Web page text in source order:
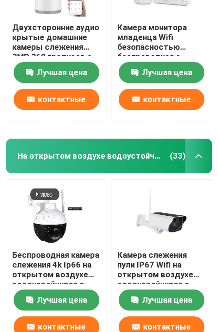
Двухсторонние аудио
крытые домашние
камеры слежения
3MP 360 градусов с
ночным видением
Лучшая цена
контактные
Камера монитора
младенца Wifi
безопасностью
беспроводная с
экраном LCD 5
дюймовЛучшая цена
контактные
На открытом воздухе водоустойчивая камера слежения (33)
Беспроводная камера
слежения 4k Ip66 на
открытом воздухе
водоустойчивая с
сиреной сигнала
тревогиЛучшая цена
контактные
Камера слежения
пули IP67 Wifi на
открытом воздухе
водоустойчивая с
сигналом тревоги
обнаружения
движения
Лучшая цена
контактные